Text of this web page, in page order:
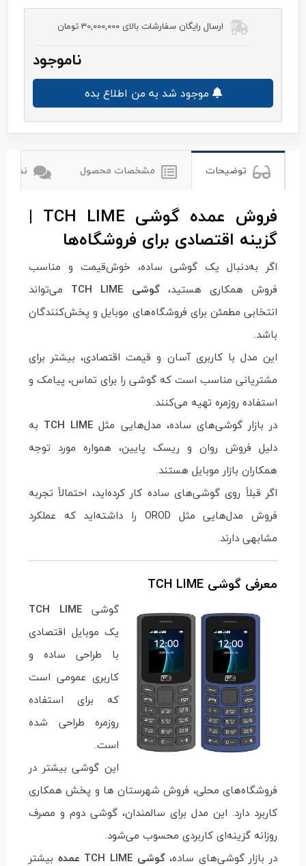
ارسال رایگان سفارشات بالای 30,000,000 تومان
ناموجود
توضیحات مشخصات محصول نظرات
فروش عمده گوشی TCH LIME |
گزینه اقتصادی برای فروشگاه‌ها
اگر به‌دنبال یک گوشی ساده، خوش‌قیمت و مناسب
فروش همکاری هستید،گوشی TCH LIME
می‌تواند
انتخابی مطمئن برای فروشگاه‌های موبایل و پخش‌کنندگان
باشد.
این مدل با کاربری آسان و قیمت اقتصادی، بیشتر برای
مشتریانی مناسب است که گوشی را برای تماس، پیامک و
استفاده روزمره تهیه می‌کنند.
در بازار گوشی‌های ساده، مدل‌هایی مثل TCH LIME به
دلیل فروش روان و ریسک پایین، همواره مورد توجه
همکاران بازار موبایل هستند.
اگر قبلاً روی گوشی‌های ساده کار کرده‌اید، احتمالاً تجربه
فروش مدل‌هایی مثل OROD را داشته‌اید که عملکرد
مشابهی دارند.
معرفی گوشی TCH LIME
گوشی TCH LIME
یک موبایل اقتصادی
با طراحی ساده و
کاربری عمومی است
که برای استفاده
روزمره طراحی شده
است.
این گوشی بیشتر در
فروشگاه‌های محلی، فروش شهرستان ها و پخش همکاری
کاربرد دارد. این مدل برای سالمندان، گوشی دوم و مصرف
روزانه گزینه‌ای کاربردی محسوب می‌شود.
در بازار گوشی‌های ساده،گوشی TCH LIME عمده بیشتر